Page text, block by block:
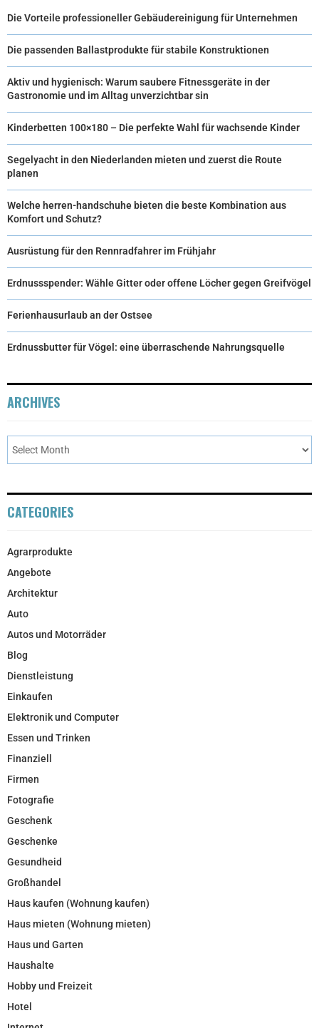
Die Vorteile professioneller Gebäudereinigung für Unternehmen
Die passenden Ballastprodukte für stabile Konstruktionen
Aktiv und hygienisch: Warum saubere Fitnessgeräte in der
Gastronomie und im Alltag unverzichtbar sin
Kinderbetten 100×180 – Die perfekte Wahl für wachsende Kinder
Segelyacht in den Niederlanden mieten und zuerst die Route
planen
Welche herren-handschuhe bieten die beste Kombination aus
Komfort und Schutz?
Ausrüstung für den Rennradfahrer im Frühjahr
Erdnussspender: Wähle Gitter oder offene Löcher gegen Greifvögel
Ferienhausurlaub an der Ostsee
Erdnussbutter für Vögel: eine überraschende Nahrungsquelle
ARCHIVES
CATEGORIES
Agrarprodukte
Angebote
Architektur
Auto
Autos und Motorräder
Blog
Dienstleistung
Einkaufen
Elektronik und Computer
Essen und Trinken
Finanziell
Firmen
Fotografie
Geschenk
Geschenke
Gesundheid
Großhandel
Haus kaufen (Wohnung kaufen)
Haus mieten (Wohnung mieten)
Haus und Garten
Haushalte
Hobby und Freizeit
Hotel